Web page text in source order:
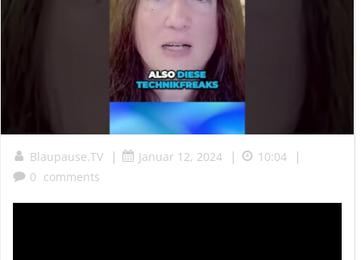
Blaupause.TV | Januar 12, 2024 | 10:04 |
0 comments